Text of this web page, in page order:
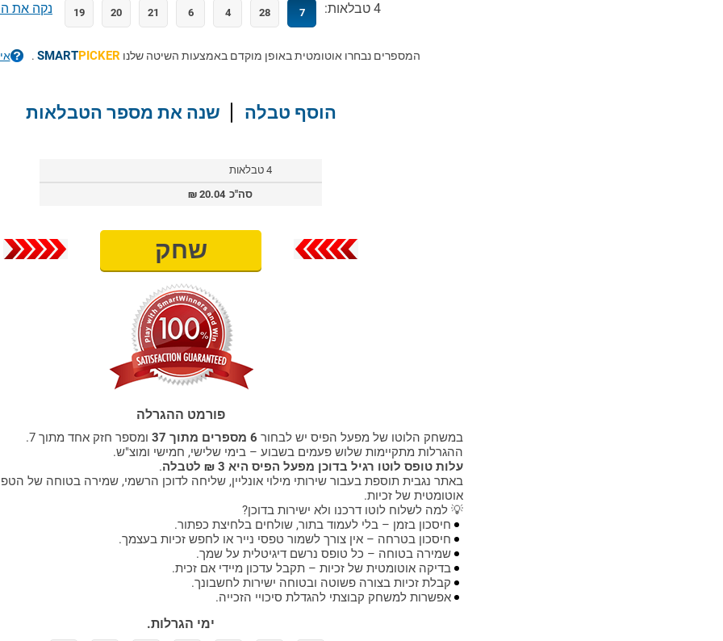
4 טבלאות: 19 20 21 6 4 28 7 נקה את
המספרים נבחרו אוטומטית באופן מוקדם באמצעות השיטה שלנו SMARTPICKER
.
הוסף טבלה שנה את מספר הטבלאות
4 טבלאות
סה"כ 20.04
₪
שחק
פורמט ההגרלה
במשחק הלוטו של מפעל הפיס יש לבחור 6 מספרים מתוך 37
ומספר חזק אחד מתוך 7.
ההגרלות מתקיימות שלוש פעמים בשבוע – בימי שלישי, חמישי ומוצ"ש.
עלות טופס לוטו רגיל בדוכן מפעל הפיס היא 3 ₪ לטבלה
.
באתר נגבית תוספת בעבור שירותי מילוי אונליין, שליחה לדוכן הרשמי, שמירה בטוחה של
אוטומטית של זכיות.
💡 למה לשלוח לוטו דרכנו ולא ישירות בדוכן?
חיסכון בזמן – בלי לעמוד בתור, שולחים בלחיצת כפתור.
חיסכון בטרחה – אין צורך לשמור טפסי נייר או לחפש זכיות בעצמך.
שמירה בטוחה – כל טופס נרשם דיגיטלית על שמך.
בדיקה אוטומטית של זכיות – תקבל עדכון מיידי אם זכית.
קבלת זכיות בצורה פשוטה ובטוחה ישירות לחשבונך.
אפשרות למשחק קבוצתי להגדלת סיכויי הזכייה.
ימי הגרלות.